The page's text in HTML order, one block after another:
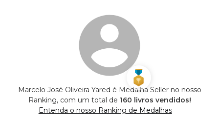
Marcelo José Oliveira Yared é Medalha Seller no nosso
Ranking, com um total de 160 livros vendidos!
Entenda o nosso Ranking de Medalhas